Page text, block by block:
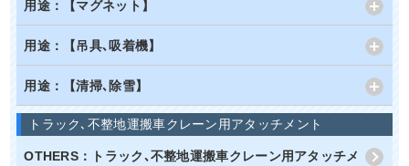
用途：【マグネット】
用途：【吊具､吸着機】
用途：【清掃､除雪】
トラック､不整地運搬車クレーン用アタッチメント
OTHERS：トラック､不整地運搬車クレーン用アタッチメ